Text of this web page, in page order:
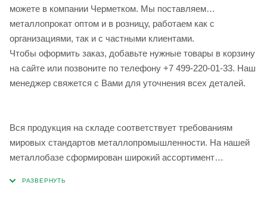
можете в компании Черметком. Мы поставляем
металлопрокат оптом и в розницу, работаем как с
организациями, так и с частными клиентами.
Чтобы оформить заказ, добавьте нужные товары в корзину
на сайте или позвоните по телефону +7 499-220-01-33. Наш
менеджер свяжется с Вами для уточнения всех деталей.
Вся продукция на складе соответствует требованиям
мировых стандартов металлопромышленности. На нашей
металлобазе сформирован широкий ассортимент